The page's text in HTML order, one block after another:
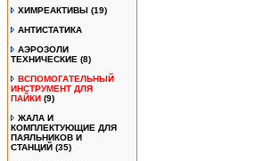
ХИМРЕАКТИВЫ (19)
АНТИСТАТИКА
АЭРОЗОЛИ
ТЕХНИЧЕСКИЕ (8)
ВСПОМОГАТЕЛЬНЫЙ
ИНСТРУМЕНТ ДЛЯ
ПАЙКИ (9)
ЖАЛА И
КОМПЛЕКТУЮЩИЕ ДЛЯ
ПАЯЛЬНИКОВ И
СТАНЦИЙ (35)